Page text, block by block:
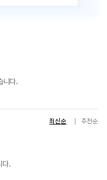
니다.
최신순 추천순
다.